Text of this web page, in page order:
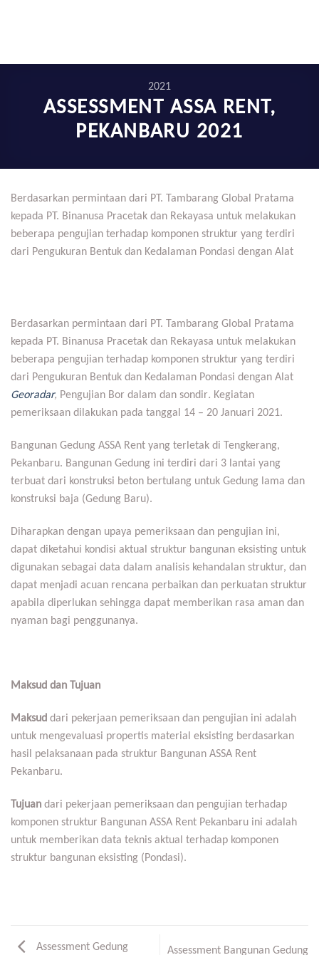
2021
ASSESSMENT ASSA RENT,
PEKANBARU 2021
Berdasarkan permintaan dari PT. Tambarang Global Pratama
kepada PT. Binanusa Pracetak dan Rekayasa untuk melakukan
beberapa pengujian terhadap komponen struktur yang terdiri
dari Pengukuran Bentuk dan Kedalaman Pondasi dengan Alat
Berdasarkan permintaan dari PT. Tambarang Global Pratama
kepada PT. Binanusa Pracetak dan Rekayasa untuk melakukan
beberapa pengujian terhadap komponen struktur yang terdiri
dari Pengukuran Bentuk dan Kedalaman Pondasi dengan Alat
Georadar, Pengujian Bor dalam dan sondir. Kegiatan
pemeriksaan dilakukan pada tanggal 14 – 20 Januari 2021.
Bangunan Gedung ASSA Rent yang terletak di Tengkerang,
Pekanbaru. Bangunan Gedung ini terdiri dari 3 lantai yang
terbuat dari konstruksi beton bertulang untuk Gedung lama dan
konstruksi baja (Gedung Baru).
Diharapkan dengan upaya pemeriksaan dan pengujian ini,
dapat diketahui kondisi aktual struktur bangunan eksisting untuk
digunakan sebagai data dalam analisis kehandalan struktur, dan
dapat menjadi acuan rencana perbaikan dan perkuatan struktur
apabila diperlukan sehingga dapat memberikan rasa aman dan
nyaman bagi penggunanya.
Maksud dan Tujuan
Maksud dari pekerjaan pemeriksaan dan pengujian ini adalah
untuk mengevaluasi propertis material eksisting berdasarkan
hasil pelaksanaan pada struktur Bangunan ASSA Rent
Pekanbaru.
Tujuan dari pekerjaan pemeriksaan dan pengujian terhadap
komponen struktur Bangunan ASSA Rent Pekanbaru ini adalah
untuk memberikan data teknis aktual terhadap komponen
struktur bangunan eksisting (Pondasi).
Assessment Gedung
Assessment Bangunan Gedung